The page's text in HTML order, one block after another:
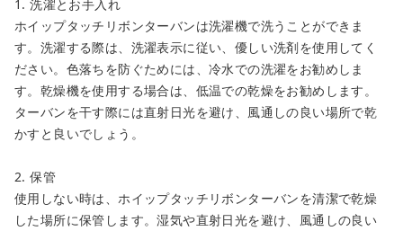
1. 洗濯とお手入れ
ホイップタッチリボンターバンは洗濯機で洗うことができま
す。洗濯する際は、洗濯表示に従い、優しい洗剤を使用してく
ださい。色落ちを防ぐためには、冷水での洗濯をお勧めしま
す。乾燥機を使用する場合は、低温での乾燥をお勧めします。
ターバンを干す際には直射日光を避け、風通しの良い場所で乾
かすと良いでしょう。
2. 保管
使用しない時は、ホイップタッチリボンターバンを清潔で乾燥
した場所に保管します。湿気や直射日光を避け、風通しの良い